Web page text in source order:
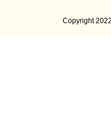
Copyright